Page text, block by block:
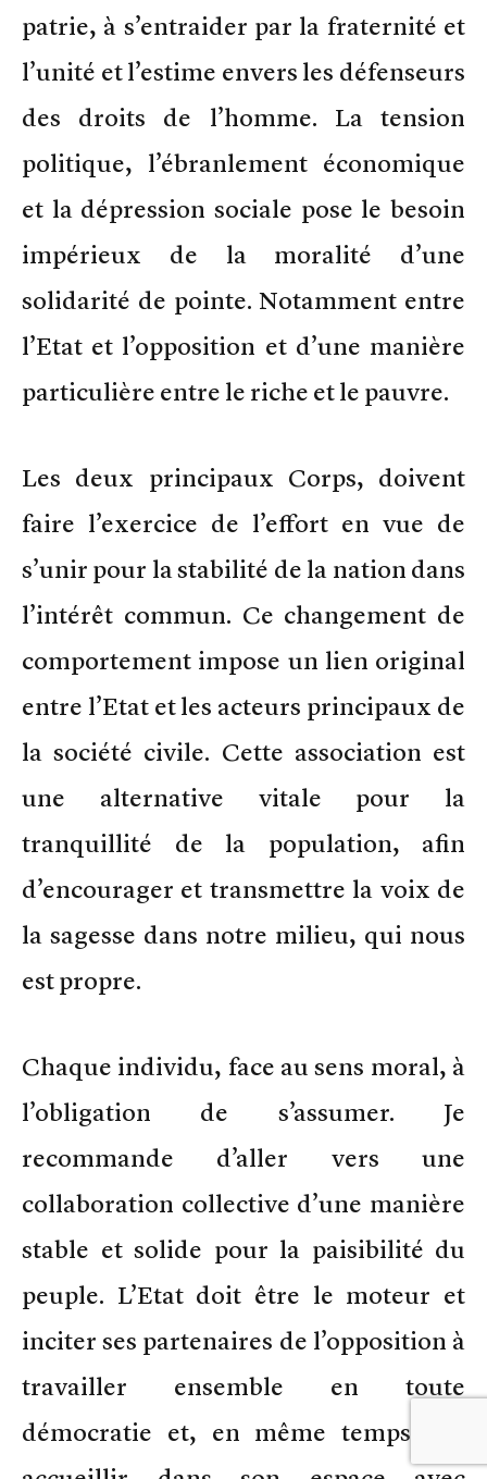
patrie, à s’entraider par la fraternité et
l’unité et l’estime envers les défenseurs
des droits de l’homme. La tension
politique, l’ébranlement économique
et la dépression sociale pose le besoin
impérieux de la moralité d’une
solidarité de pointe. Notamment entre
l’Etat et l’opposition et d’une manière
particulière entre le riche et le pauvre.
Les deux principaux Corps, doivent
faire l’exercice de l’effort en vue de
s’unir pour la stabilité de la nation dans
l’intérêt commun. Ce changement de
comportement impose un lien original
entre l’Etat et les acteurs principaux de
la société civile. Cette association est
une alternative vitale pour la
tranquillité de la population, afin
d’encourager et transmettre la voix de
la sagesse dans notre milieu, qui nous
est propre.
Chaque individu, face au sens moral, à
l’obligation de s’assumer. Je
recommande d’aller vers une
collaboration collective d’une manière
stable et solide pour la paisibilité du
peuple. L’Etat doit être le moteur et
inciter ses partenaires de l’opposition à
travailler ensemble en toute
démocratie et, en même temps, les